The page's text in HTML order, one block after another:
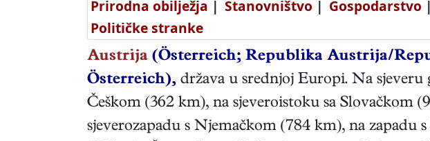
Prirodna obilježja | Stanovništvo | Gospodarstvo |
Političke stranke
Austrija (Österreich; Republika Austrija/
Österreich), država u srednjoj Europi. Na sjeveru
Češkom (362 km), na sjeveroistoku sa Slovačkom
sjeverozapadu s Njemačkom (784 km), na zapadu